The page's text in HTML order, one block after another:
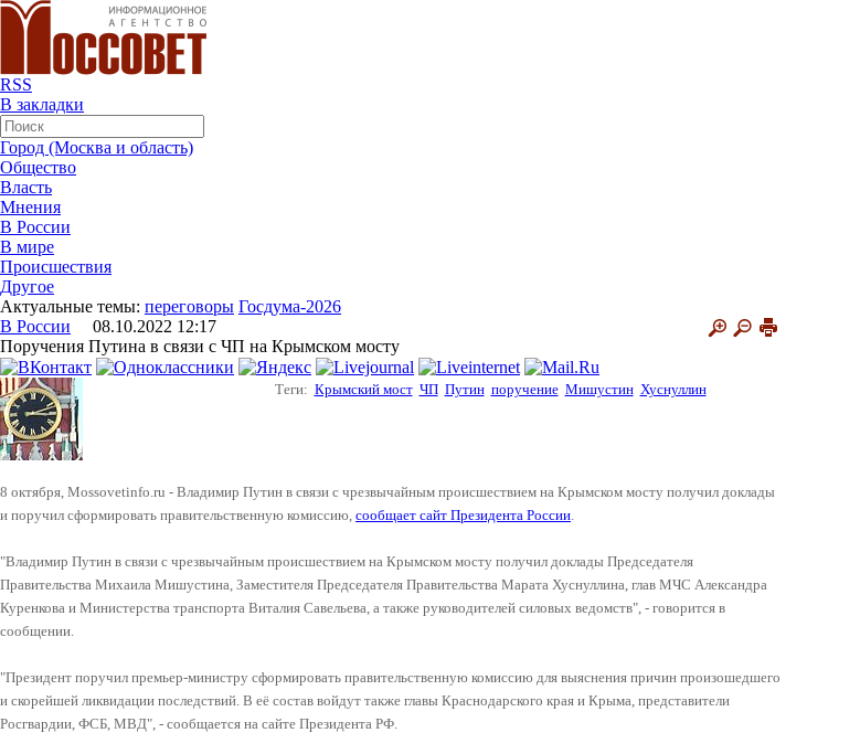
RSS
В закладки
Город (Москва и область)
Общество
Власть
Мнения
В России
В мире
Происшествия
Другое
Актуальные темы: переговоры Госдума-2026
В России 08.10.2022 12:17
Поручения Путина в связи с ЧП на Крымском мосту
Теги: Крымский мост ЧП Путин поручение Мишустин Хуснуллин
8 октября, Mossovetinfo.ru - Владимир Путин в связи с чрезвычайным происшествием на Крымском мосту получил доклады
и поручил сформировать правительственную комиссию, сообщает сайт Президента России.
"Владимир Путин в связи с чрезвычайным происшествием на Крымском мосту получил доклады Председателя
Правительства Михаила Мишустина, Заместителя Председателя Правительства Марата Хуснуллина, глав МЧС Александра
Куренкова и Министерства транспорта Виталия Савельева, а также руководителей силовых ведомств", - говорится в
сообщении.
"Президент поручил премьер-министру сформировать правительственную комиссию для выяснения причин произошедшего
и скорейшей ликвидации последствий. В её состав войдут также главы Краснодарского края и Крыма, представители
Росгвардии, ФСБ, МВД", - сообщается на сайте Президента РФ.